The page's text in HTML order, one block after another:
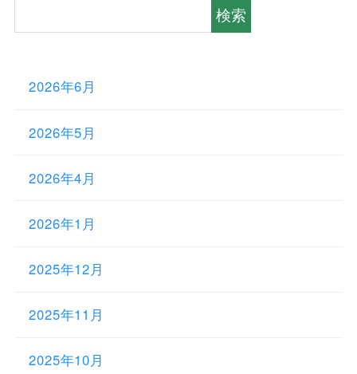
検索
2026年6月
2026年5月
2026年4月
2026年1月
2025年12月
2025年11月
2025年10月